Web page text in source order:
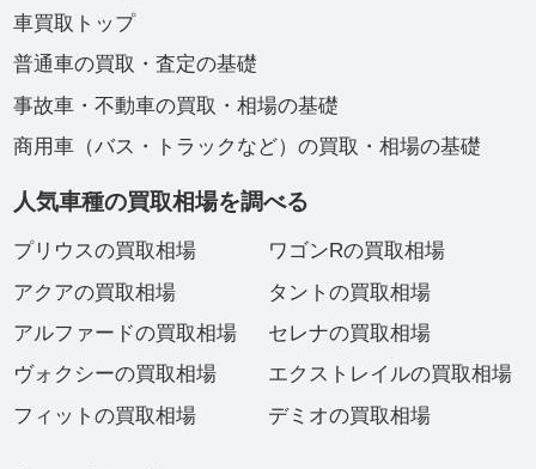
車買取トップ
普通車の買取・査定の基礎
事故車・不動車の買取・相場の基礎
商用車（バス・トラックなど）の買取・相場の基礎
人気車種の買取相場を調べる
プリウスの買取相場
アクアの買取相場
アルファードの買取相場
ヴォクシーの買取相場
フィットの買取相場
ワゴンRの買取相場
タントの買取相場
セレナの買取相場
エクストレイルの買取相場
デミオの買取相場